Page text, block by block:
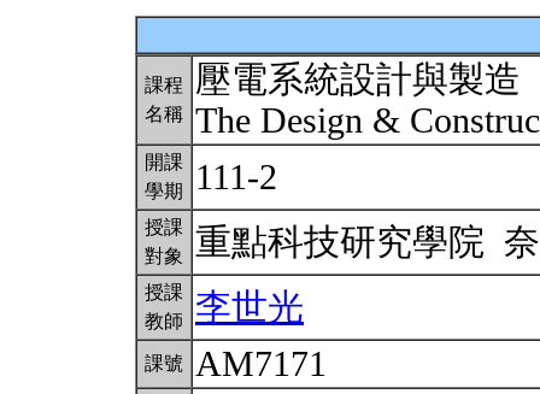
課程
名稱
壓電系統設計與製造
The Design &
開課
學期
111-2
授課
對象
重點科技研究學院
授課
教師
李世光
課號 AM7171